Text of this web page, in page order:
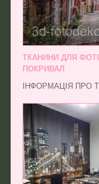
ТКАНИНИ ДЛЯ
ПОКРИВАЛ
ІНФОРМАЦІЯ ПРО